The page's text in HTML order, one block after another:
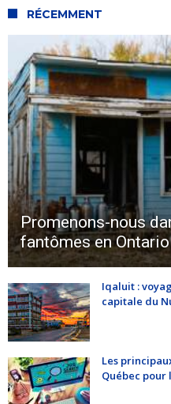
RÉCEMMENT
Promenons-nous
fantômes en Ontario
Iqaluit :
capitale du
Les
Québec